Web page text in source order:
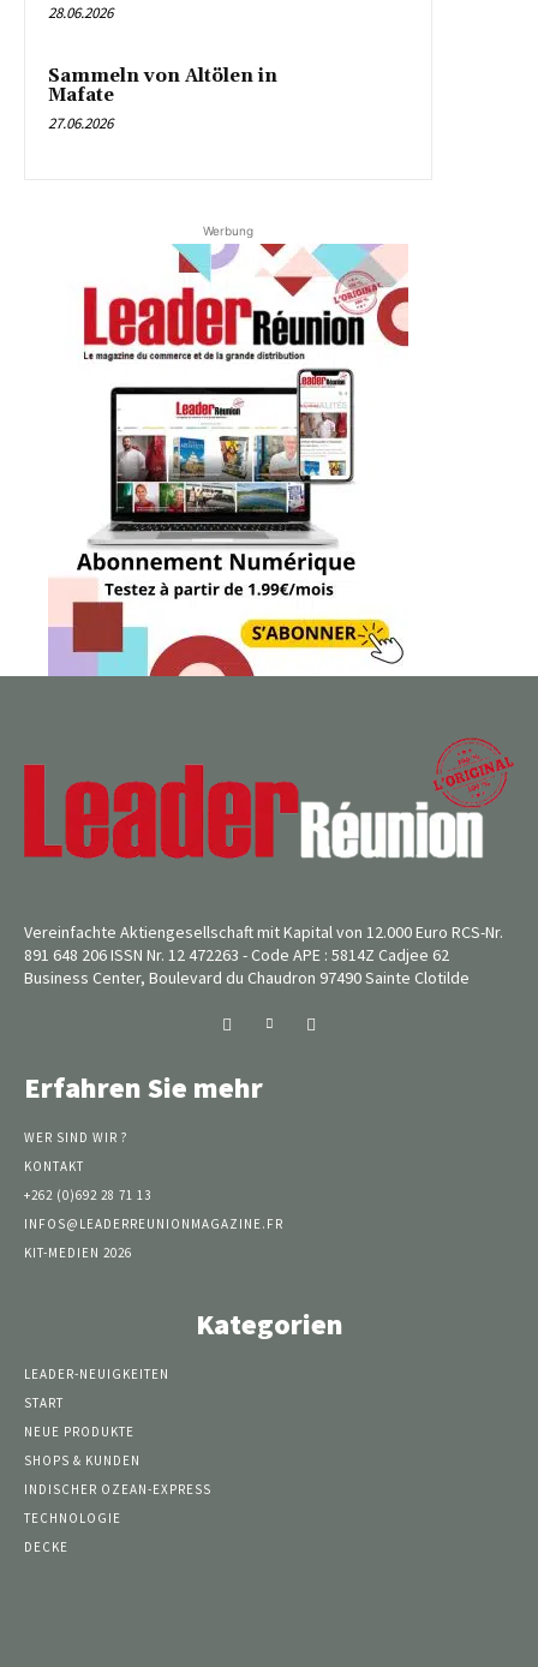
28.06.2026
Sammeln von Altölen in
Mafate
27.06.2026
Werbung
Vereinfachte Aktiengesellschaft mit Kapital von 12.000 Euro RCS-Nr.
891 648 206 ISSN Nr. 12 472263 - Code APE : 5814Z Cadjee 62
Business Center, Boulevard du Chaudron 97490 Sainte Clotilde
Erfahren Sie mehr
WER SIND WIR ?
KONTAKT
+262 (0)692 28 71 13
INFOS@LEADERREUNIONMAGAZINE.FR
KIT-MEDIEN 2026
Kategorien
LEADER-NEUIGKEITEN
START
NEUE PRODUKTE
SHOPS & KUNDEN
INDISCHER OZEAN-EXPRESS
TECHNOLOGIE
DECKE